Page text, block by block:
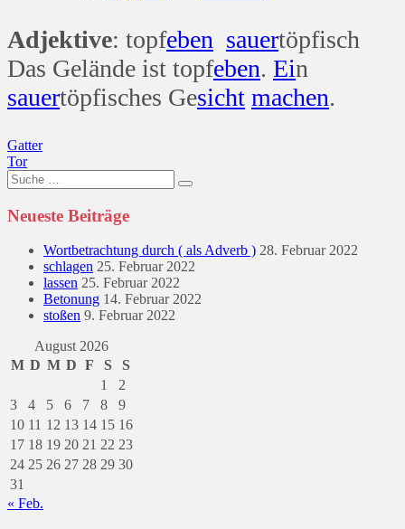
Adjektive: topfeben sauertöpfisch
Das Gelände ist topfeben. Ein
sauertöpfisches Gesicht machen.
Beitragsnavigation
Gatter
Tor
Suche
nach:
Neueste Beiträge
Wortbetrachtung durch ( als Adverb ) 28. Februar 2022
schlagen 25. Februar 2022
lassen 25. Februar 2022
Betonung 14. Februar 2022
stoßen 9. Februar 2022
August 2026
M D M D F S
S
1
2
3
4 5 6 7 8
9
10 11 12 13 14 15 16
17 18 19 20 21 22 23
24 25 26 27 28 29 30
31
« Feb.